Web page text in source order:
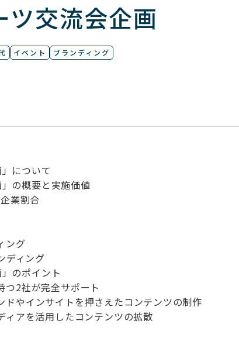
交流会企画
イベント ブランディング
について
の概要と実施価値
業割合
ング
ディング
のポイント
つ2社が完全サポート
ドやインサイトを押さえたコンテンツの制作
ィアを活用したコンテンツの拡散